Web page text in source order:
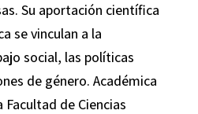
Su aportación científica
se vinculan a la
social, las políticas
de género. Académica
de Ciencias